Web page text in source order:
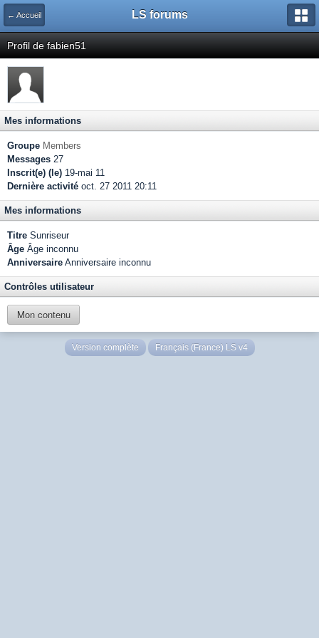
← Accueil LS forums
Profil de fabien51
Mes informations
Groupe Members
Messages 27
Inscrit(e) (le) 19-mai 11
Dernière activité oct. 27 2011 20:11
Mes informations
Titre Sunriseur
Âge Âge inconnu
Anniversaire Anniversaire inconnu
Contrôles utilisateur
Mon contenu
Version complète Français (France) LS v4